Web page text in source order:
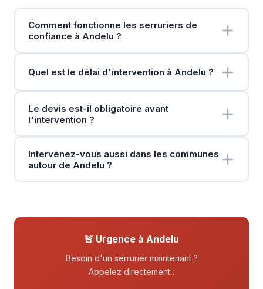
Comment fonctionne les serruriers de
confiance à Andelu ?
Quel est le délai d'intervention à Andelu ?
Le devis est-il obligatoire avant
l'intervention ?
Intervenez-vous aussi dans les communes
autour de Andelu ?
🚨 Urgence à Andelu
Besoin d'un serrurier maintenant ?
Appelez directement :